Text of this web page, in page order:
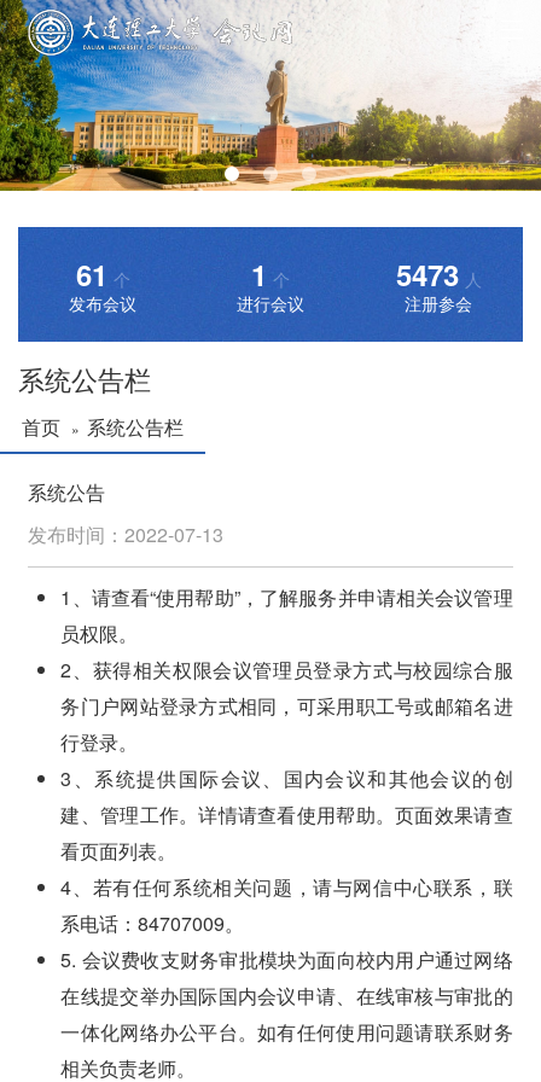
61 个
发布会议
1 个
进行会议
5473 人
注册参会
系统公告栏
首页 » 系统公告栏
系统公告
发布时间：2022-07-13
1、请查看“使用帮助”，了解服务并申请相关会议管理
员权限。
2、获得相关权限会议管理员登录方式与校园综合服
务门户网站登录方式相同，可采用职工号或邮箱名进
行登录。
3、系统提供国际会议、国内会议和其他会议的创
建、管理工作。详情请查看使用帮助。页面效果请查
看页面列表。
4、若有任何系统相关问题，请与网信中心联系，联
系电话：84707009。
5. 会议费收支财务审批模块为面向校内用户通过网络
在线提交举办国际国内会议申请、在线审核与审批的
一体化网络办公平台。如有任何使用问题请联系财务
相关负责老师。